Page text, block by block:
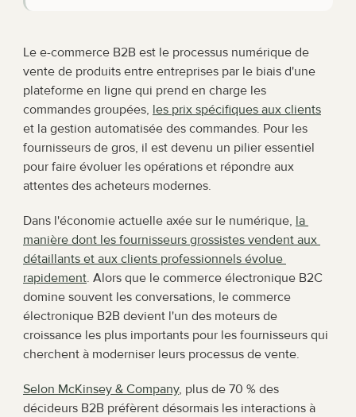
Le e-commerce B2B est le processus numérique de
vente de produits entre entreprises par le biais d'une
plateforme en ligne qui prend en charge les
commandes groupées, les prix spécifiques aux clients
et la gestion automatisée des commandes. Pour les
fournisseurs de gros, il est devenu un pilier essentiel
pour faire évoluer les opérations et répondre aux
attentes des acheteurs modernes.
Dans l'économie actuelle axée sur le numérique, la
manière dont les fournisseurs grossistes vendent aux
détaillants et aux clients professionnels évolue
rapidement. Alors que le commerce électronique B2C
domine souvent les conversations, le commerce
électronique B2B devient l'un des moteurs de
croissance les plus importants pour les fournisseurs qui
cherchent à moderniser leurs processus de vente.
Selon McKinsey & Company, plus de 70 % des
décideurs B2B préfèrent désormais les interactions à